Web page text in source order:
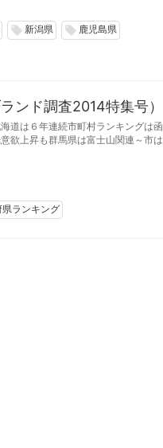
local_offer 新潟県 local_offer 鹿児島県
ンド調査2014特集号）
道は６年連続市町村ランキングは函
欲上昇も群馬県は富士山関連～市は
県ランキング